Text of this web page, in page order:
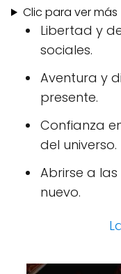
Clic para ver más
Libertad y
sociales.
Aventura y
presente.
Confianza
del universo.
Abrirse a
nuevo.